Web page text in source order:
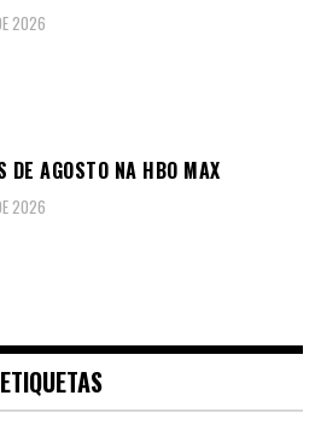
2026
DE AGOSTO NA HBO MAX
2026
ETIQUETAS